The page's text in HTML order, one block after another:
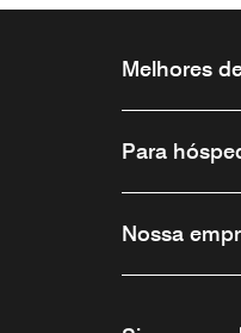
Melhores
Para
Nossa